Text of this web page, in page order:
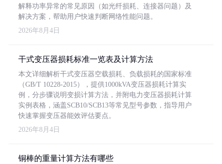
解释功率异常的常见原因（如光纤损耗、连接器问题）及
解决方案，帮助用户快速判断网络性能问题。
2026年8月4日
干式变压器损耗标准一览表及计算方法
本文详细解析干式变压器空载损耗、负载损耗的国家标准
（GB/T 10228-2015），提供1000kVA变压器损耗计算实
例，分步骤说明变损计算方法，并附电力变压器损耗计算
实例表格，涵盖SCB10/SCB13等常见型号参数，指导用户
快速掌握变压器能效评估要点。
2026年8月4日
铜棒的重量计算方法有哪些